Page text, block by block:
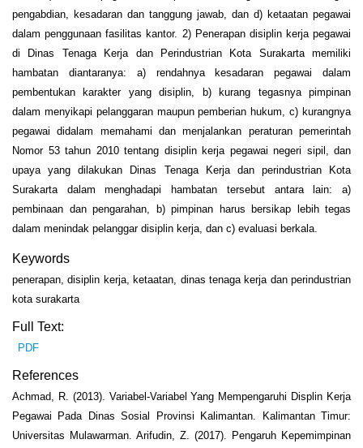
pengabdian, kesadaran dan tanggung jawab, dan d) ketaatan pegawai
dalam penggunaan fasilitas kantor. 2) Penerapan disiplin kerja pegawai
di Dinas Tenaga Kerja dan Perindustrian Kota Surakarta memiliki
hambatan diantaranya: a) rendahnya kesadaran pegawai dalam
pembentukan karakter yang disiplin, b) kurang tegasnya pimpinan
dalam menyikapi pelanggaran maupun pemberian hukum, c) kurangnya
pegawai didalam memahami dan menjalankan peraturan pemerintah
Nomor 53 tahun 2010 tentang disiplin kerja pegawai negeri sipil, dan
upaya yang dilakukan Dinas Tenaga Kerja dan perindustrian Kota
Surakarta dalam menghadapi hambatan tersebut antara lain: a)
pembinaan dan pengarahan, b) pimpinan harus bersikap lebih tegas
dalam menindak pelanggar disiplin kerja, dan c) evaluasi berkala.
Keywords
penerapan, disiplin kerja, ketaatan, dinas tenaga kerja dan perindustrian
kota surakarta
Full Text:
PDF
References
Achmad, R. (2013). Variabel-Variabel Yang Mempengaruhi Displin Kerja
Pegawai Pada Dinas Sosial Provinsi Kalimantan. Kalimantan Timur:
Universitas Mulawarman. Arifudin, Z. (2017). Pengaruh Kepemimpinan